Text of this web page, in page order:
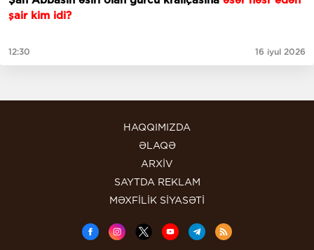
şair kim idi?
12:30 16 iyul 2026
HAQQIMIZDA
ƏLAQƏ
ARXİV
SAYTDA REKLAM
MƏXFİLİK SİYASƏTİ